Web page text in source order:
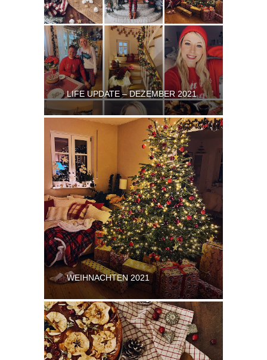
LIFE UPDATE – DEZEMBER 2021
WEIHNACHTEN 2021